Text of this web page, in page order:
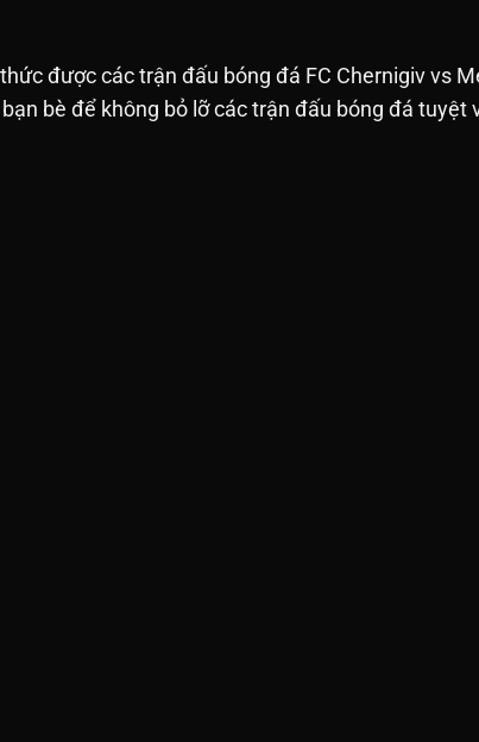
được các trận đấu bóng đá FC Chernigiv vs
bè để không bỏ lỡ các trận đấu bóng đá tuyệt